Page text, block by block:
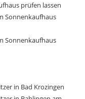
prüfen lassen
Sonnenkaufhaus
Sonnenkaufhaus
in Bad Krozingen